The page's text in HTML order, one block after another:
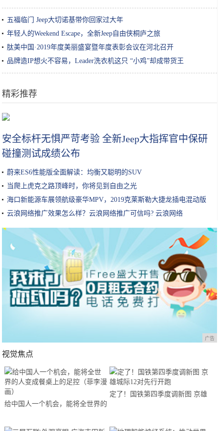
五福临门 Jeep大切诺基带你回家过大年
年轻人的Weekend Escape，全新Jeep自由侠桐庐之旅
肽美中国·2019年度美丽盛宴暨年度表彰会议在河北召开
品牌造IP想火不容易，Leader洗衣机这只 “小鸡”却成带货王
精彩推荐
安全标杆无惧严苛考验 全新Jeep大指挥官中保研
碰撞测试成绩公布
蔚来ES6性能版全面解读：均衡又聪明的SUV
当爬上虎克之路顶峰时，你将见到自由之光
海口新能源车展领航级豪华MPV，2019克莱斯勒大捷龙插电混动版
云浪网络推广效果怎么样？云浪网络推广可信吗? 云浪网络
广告
视觉焦点
给中国人一个机会，能将全世界的
定了！国铁第四季度调新图 京雄